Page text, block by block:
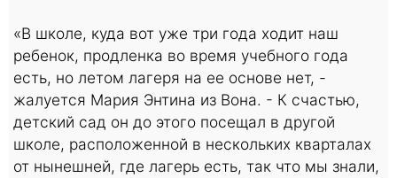
«В школе, куда вот уже три года ходит наш
ребенок, продленка во время учебного года
есть, но летом лагеря на ее основе нет, -
жалуется Мария Энтина из Вона. - К счастью,
детский сад он до этого посещал в другой
школе, расположенной в нескольких кварталах
от нынешней, где лагерь есть, так что мы знали,